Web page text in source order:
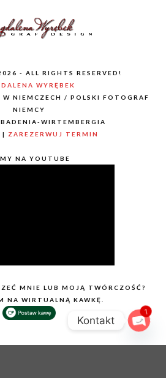
- ALL RIGHTS RESERVED!
WYRĘBEK
W NIEMCZECH / POLSKI FOTOGRAF
NIEMCY
WIRTEMBERGIA
| ZAREZERWUJ TERMIN
NA YOUTUBE
MNIE LUB MOJĄ TWÓRCZOŚĆ?
NA WIRTUALNĄ KAWKĘ.
Kontakt
Open
chaty
1